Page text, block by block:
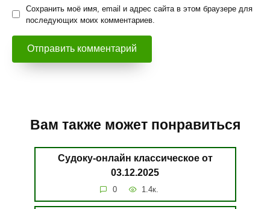
Сохранить моё имя, email и адрес сайта в этом браузере для
последующих моих комментариев.
Вам также может понравиться
Судоку-онлайн классическое от
03.12.2025
0 1.4к.